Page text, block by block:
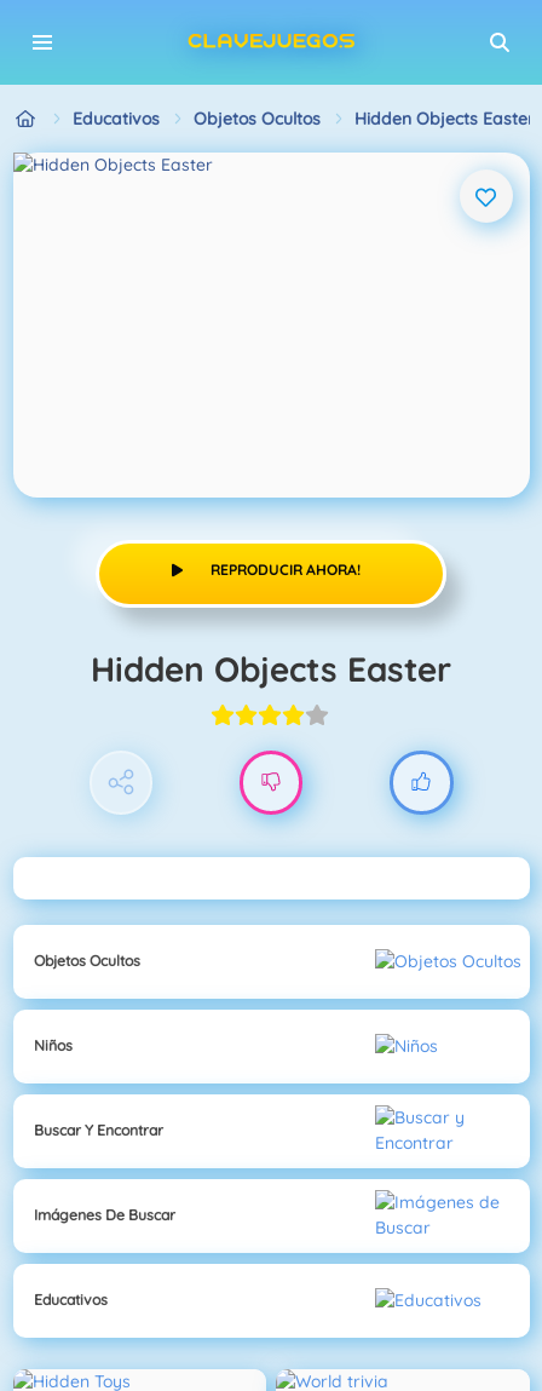
Educativos Objetos Ocultos Hidden Objects Easter
REPRODUCIR AHORA!
Hidden Objects Easter
Objetos Ocultos
Niños
Buscar Y Encontrar
Imágenes De Buscar
Educativos